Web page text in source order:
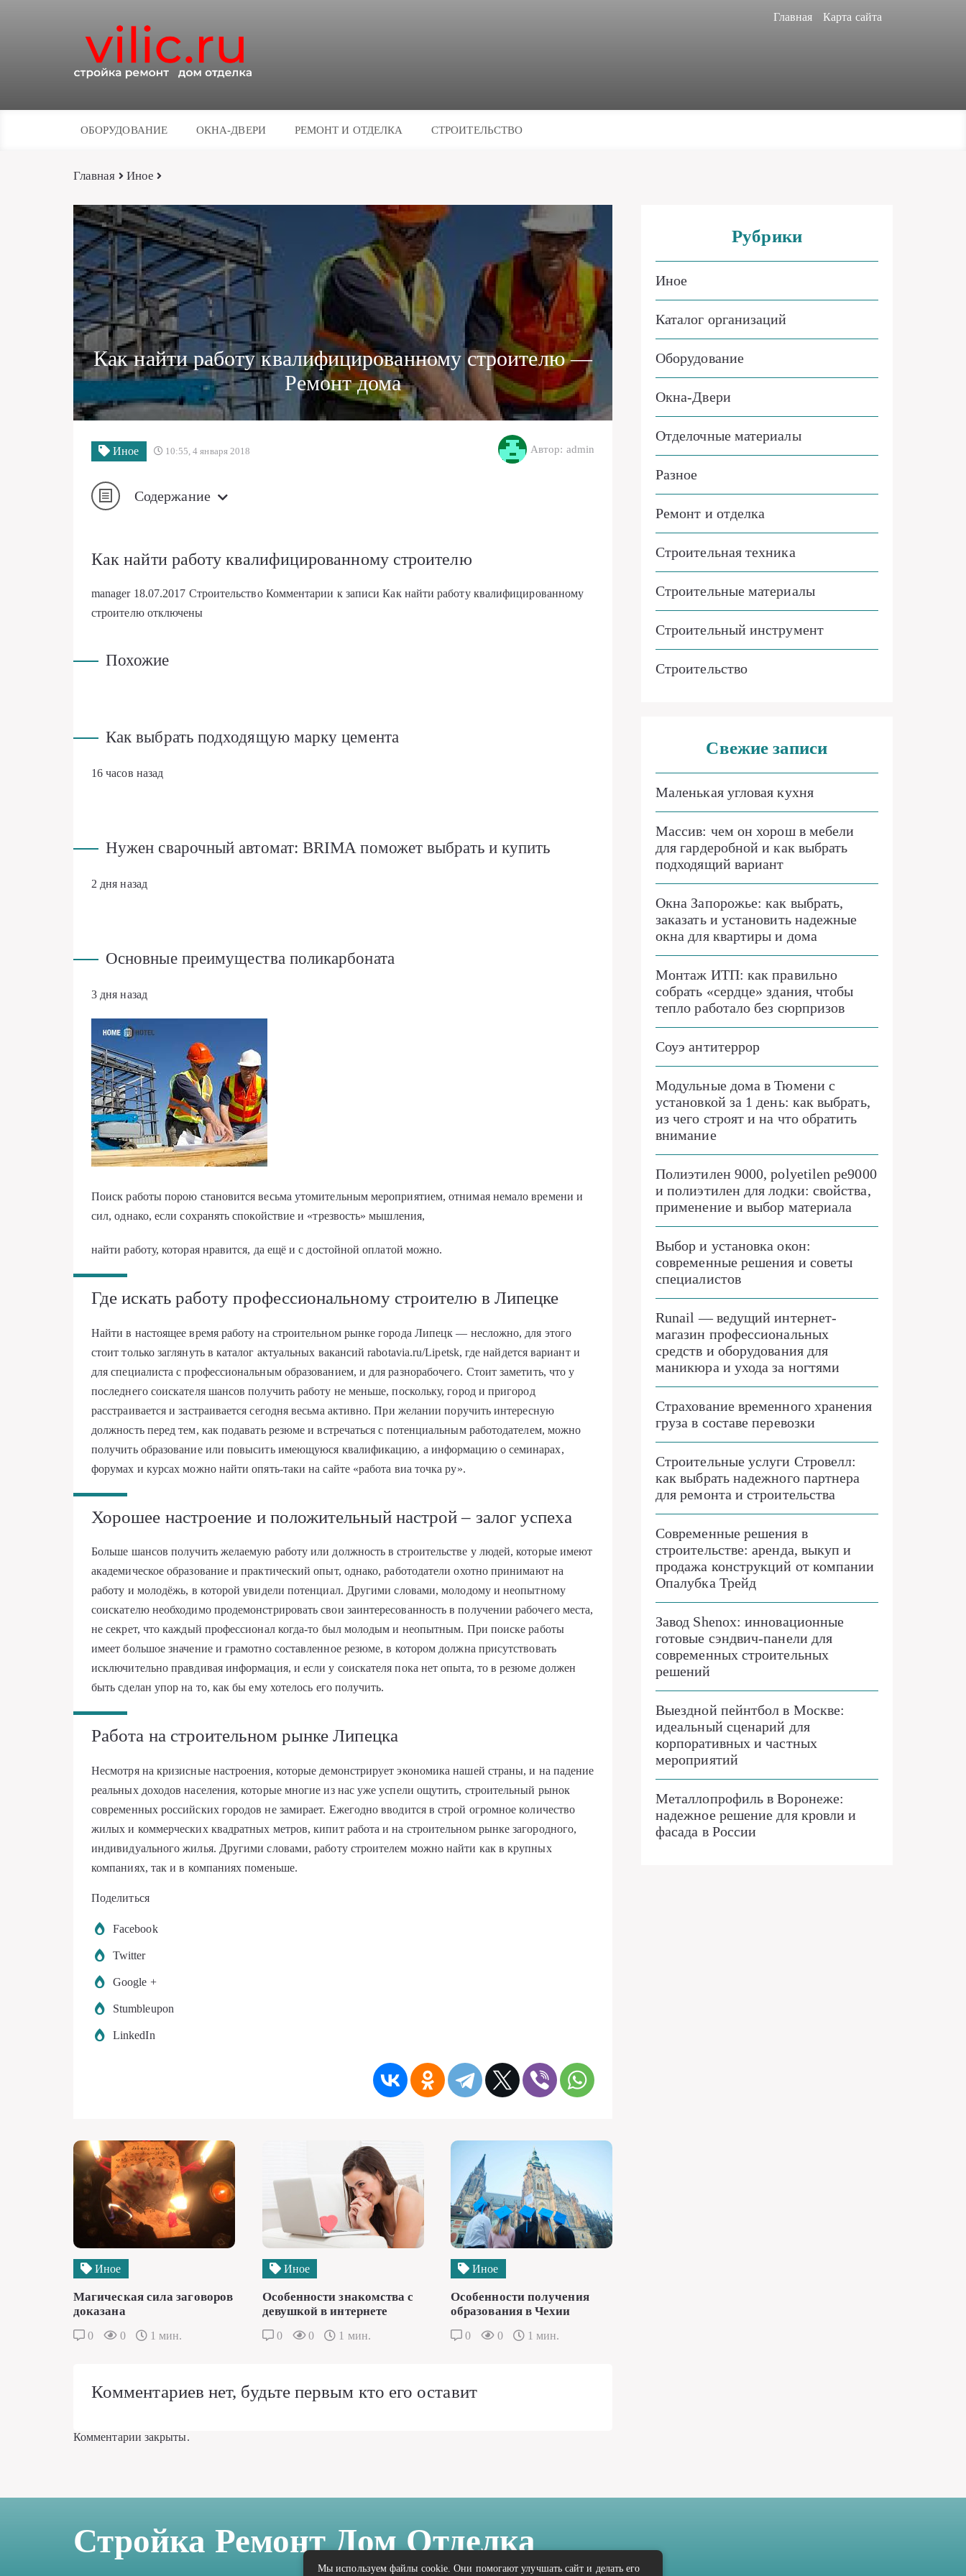
Главная Карта сайта
ОБОРУДОВАНИЕ ОКНА-ДВЕРИ РЕМОНТ И ОТДЕЛКА СТРОИТЕЛЬСТВО
Главная Иное
Как найти работу квалифицированному строителю —
Ремонт дома
Иное 10:55, 4 января 2018 Автор: admin
Содержание
Как найти работу квалифицированному строителю
manager 18.07.2017 Строительство Комментарии к записи Как найти работу квалифицированному
строителюотключены
Похожие
Как выбрать подходящую марку цемента
16 часов назад
Нужен сварочный автомат: BRIMA поможет выбрать и купить
2 дня назад
Основные преимущества поликарбоната
3 дня назад
Поиск работы порою становится весьма утомительным мероприятием, отнимая немало времени и
сил, однако, если сохранять спокойствие и «трезвость» мышления,
найти работу, которая нравится, да ещё и с достойной оплатой можно.
Где искать работу профессиональному строителю в Липецке
Найти в настоящее время работу на строительном рынке города Липецк — несложно, для этого
стоит только заглянуть в каталог актуальных вакансийrabotavia.ru/Lipetsk, где найдется вариант и
для специалиста с профессиональным образованием, и для разнорабочего. Стоит заметить, что у
последнего соискателя шансов получить работу не меньше, поскольку, город и пригород
расстраивается и застраивается сегодня весьма активно. При желании поручить интересную
должность перед тем, как подавать резюме и встречаться с потенциальным работодателем, можно
получить образование или повысить имеющуюся квалификацию, а информацию о семинарах,
форумах и курсах можно найти опять-таки на сайте «работа виа точка ру».
Хорошее настроение и положительный настрой – залог успеха
Больше шансов получить желаемую работу или должность в строительстве у людей, которые имеют
академическое образование и практический опыт, однако, работодатели охотно принимают на
работу и молодёжь, в которой увидели потенциал. Другими словами, молодому и неопытному
соискателю необходимо продемонстрировать свои заинтересованность в получении рабочего места,
не секрет, что каждый профессионал когда-то был молодым и неопытным. При поиске работы
имеет большое значение и грамотно составленное резюме, в котором должна присутствовать
исключительно правдивая информация, и если у соискателя пока нет опыта, то в резюме должен
быть сделан упор на то, как бы ему хотелось его получить.
Работа на строительном рынке Липецка
Несмотря на кризисные настроения, которые демонстрирует экономика нашей страны, и на падение
реальных доходов населения, которые многие из нас уже успели ощутить, строительный рынок
современных российских городов не замирает. Ежегодно вводится в строй огромное количество
жилых и коммерческих квадратных метров, кипит работа и на строительном рынке загородного,
индивидуального жилья. Другими словами, работу строителем можно найти как в крупных
компаниях, так и в компаниях поменьше.
Поделиться
Facebook
Twitter
Google +
Stumbleupon
LinkedIn
Иное
Магическая сила заговоров
доказана
0 0 1 мин.
Иное
Особенности знакомства с
девушкой в интернете
0 0 1 мин.
Иное
Особенности получения
образования в Чехии
0 0 1 мин.
Комментариев нет, будьте первым кто его оставит
Комментарии закрыты.
Рубрики
Иное
Каталог организаций
Оборудование
Окна-Двери
Отделочные материалы
Разное
Ремонт и отделка
Строительная техника
Строительные материалы
Строительный инструмент
Строительство
Свежие записи
Маленькая угловая кухня
Массив: чем он хорош в мебели
для гардеробной и как выбрать
подходящий вариант
Окна Запорожье: как выбрать,
заказать и установить надежные
окна для квартиры и дома
Монтаж ИТП: как правильно
собрать «сердце» здания, чтобы
тепло работало без сюрпризов
Соуэ антитеррор
Модульные дома в Тюмени с
установкой за 1 день: как выбрать,
из чего строят и на что обратить
внимание
Полиэтилен 9000, polyetilen pe9000
и полиэтилен для лодки: свойства,
применение и выбор материала
Выбор и установка окон:
современные решения и советы
специалистов
Runail — ведущий интернет-
магазин профессиональных
средств и оборудования для
маникюра и ухода за ногтями
Страхование временного хранения
груза в составе перевозки
Строительные услуги Стровелл:
как выбрать надежного партнера
для ремонта и строительства
Современные решения в
строительстве: аренда, выкуп и
продажа конструкций от компании
Опалубка Трейд
Завод Shenox: инновационные
готовые сэндвич-панели для
современных строительных
решений
Выездной пейнтбол в Москве:
идеальный сценарий для
корпоративных и частных
мероприятий
Металлопрофиль в Воронеже:
надежное решение для кровли и
фасада в России
Стройка Ремонт Дом Отделка
Мы используем файлы cookie. Они помогают улучшать сайт и делать его